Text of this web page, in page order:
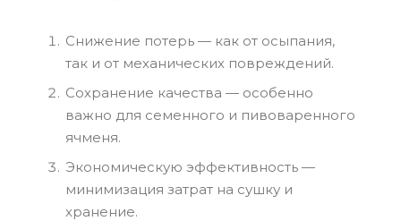
Снижение потерь — как от осыпания,
так и от механических повреждений.
Сохранение качества — особенно
важно для семенного и пивоваренного
ячменя.
Экономическую эффективность —
минимизация затрат на сушку и
хранение.